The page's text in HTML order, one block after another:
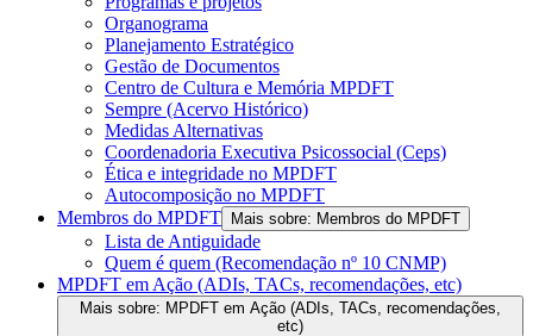
Organograma
Planejamento Estratégico
Gestão de Documentos
Centro de Cultura e Memória MPDFT
Sempre (Acervo Histórico)
Medidas Alternativas
Coordenadoria Executiva Psicossocial (Ceps)
Ética e integridade no MPDFT
Autocomposição no MPDFT
Membros do MPDFT
Mais sobre: Membros do MPDFT
Lista de Antiguidade
Quem é quem (Recomendação nº 10 CNMP)
MPDFT em Ação (ADIs, TACs, recomendações, etc)
Mais sobre: MPDFT em Ação (ADIs, TACs, recomendações,
etc)